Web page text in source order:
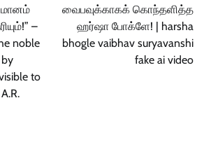
–
noble
to
வைபவுக்காகக் கொந்தளித்த
ஹர்ஷா போக்ளே! | harsha
bhogle vaibhav suryavanshi
fake ai video